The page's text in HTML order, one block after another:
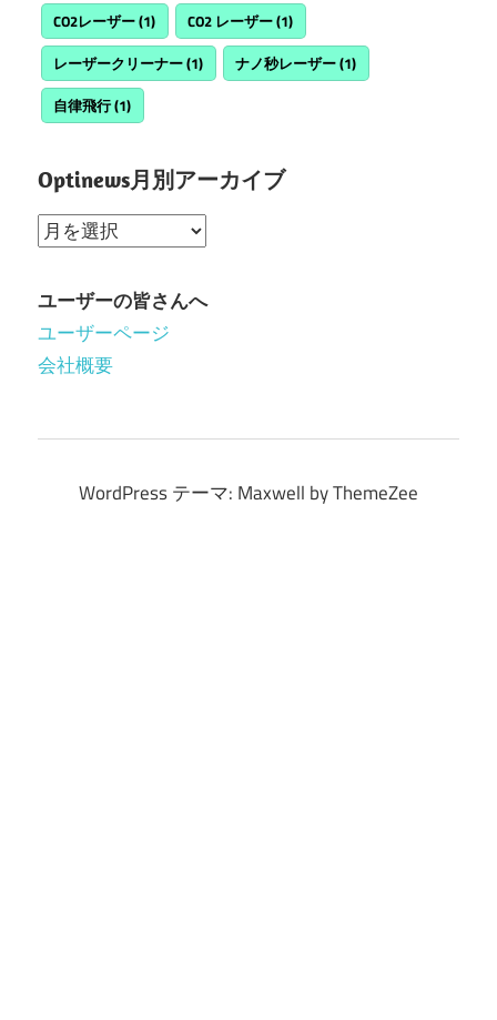
CO2レーザー(1) CO2 レーザー(1)
レーザークリーナー(1) ナノ秒レーザー(1)
自律飛行(1)
Optinews月別アーカイブ
Optinews
別
ア
ー
ユーザーの皆さんへ
ユーザーページ
会社概要
WordPress テーマ: Maxwell by ThemeZee